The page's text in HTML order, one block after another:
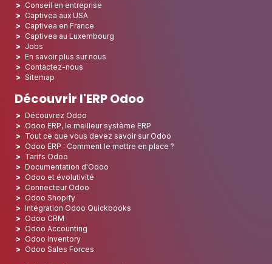
Conseil en entreprise
Captivea aux USA
Captivea en France
Captivea au Luxembourg
Jobs
En savoir plus sur nous
Contactez-nous
Sitemap
Découvrir l'ERP Odoo
Découvrez Odoo
Odoo ERP, le meilleur système ERP
Tout ce que vous devez savoir sur Odoo
Odoo ERP : Comment le mettre en place ?
Tarifs Odoo
Documentation d'Odoo
Odoo et évolutivité
Connecteur Odoo
Odoo Shopify
Intégration Odoo Quickbooks
Odoo CRM
Odoo Accounting
Odoo Inventory
Odoo Sales Forces